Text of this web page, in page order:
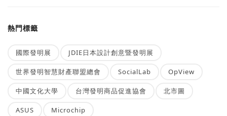
熱門標籤
國際發明展 JDIE日本設計創意暨發明展
世界發明智慧財產聯盟總會 SocialLab OpView
中國文化大學 台灣發明商品促進協會 北市圖
ASUS Microchip